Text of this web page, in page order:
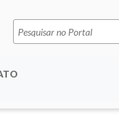
Pesquisar
por: